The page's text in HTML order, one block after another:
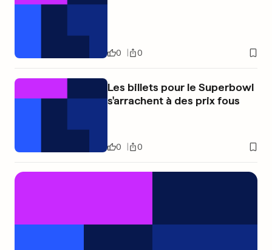
0 0
Les billets pour le Superbowl
s'arrachent à des prix fous
0 0